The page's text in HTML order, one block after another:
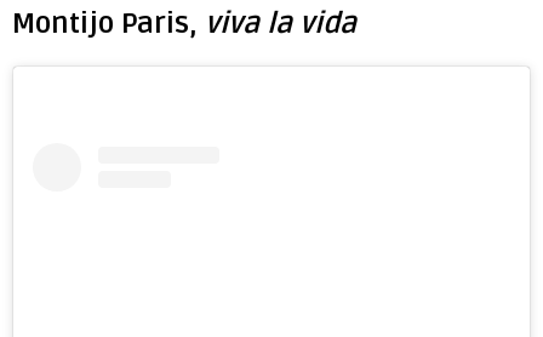
Montijo Paris, viva la vida